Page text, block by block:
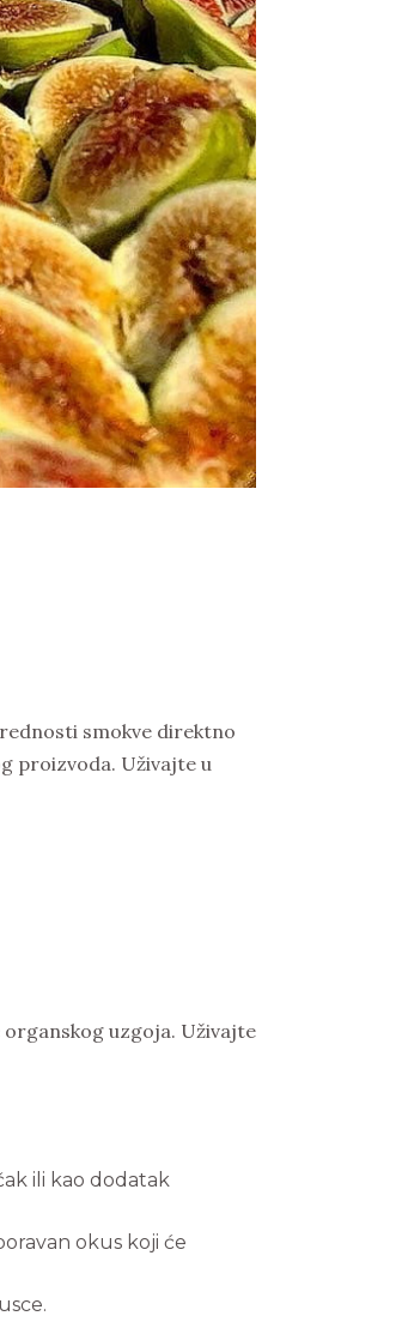
smokve direktno
proizvoda. Uživajte u
uzgoja. Uživajte
ili kao dodatak
okus koji će